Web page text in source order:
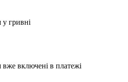
у гривні
вже включені в платежі